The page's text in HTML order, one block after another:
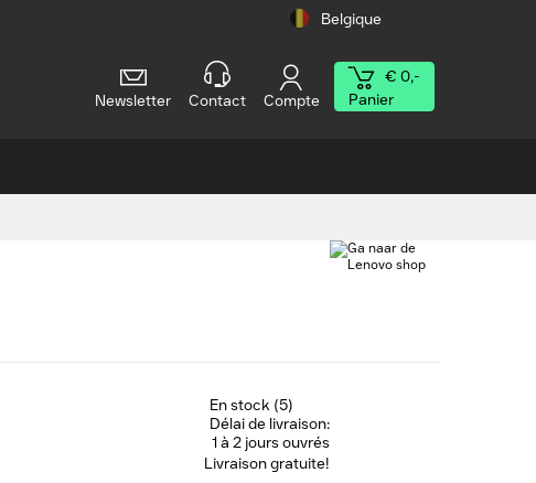
Belgique
Newsletter Contact Compte
€ 0,-
Panier
En stock (5)
Délai de livraison:
1 à 2 jours ouvrés
Livraison gratuite!